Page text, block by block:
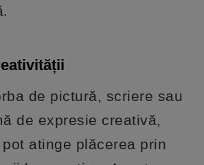
de pictură, scriere sau
de expresie creativă,
atinge plăcerea prin